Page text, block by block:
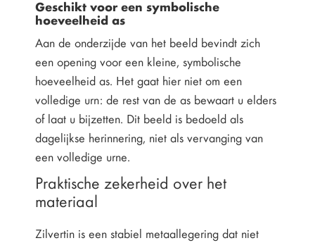
Geschikt voor een symbolische
hoeveelheid as
Aan de onderzijde van het beeld bevindt zich
een opening voor een kleine, symbolische
hoeveelheid as. Het gaat hier niet om een
volledige urn: de rest van de as bewaart u elders
of laat u bijzetten. Dit beeld is bedoeld als
dagelijkse herinnering, niet als vervanging van
een volledige urne.
Praktische zekerheid over het
materiaal
Zilvertin is een stabiel metaallegering dat niet